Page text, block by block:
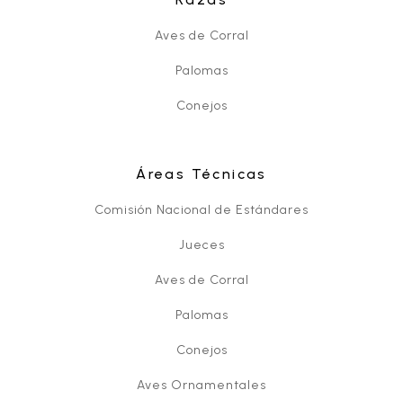
Aves de Corral
Palomas
Conejos
Áreas Técnicas
Comisión Nacional de Estándares
Jueces
Aves de Corral
Palomas
Conejos
Aves Ornamentales